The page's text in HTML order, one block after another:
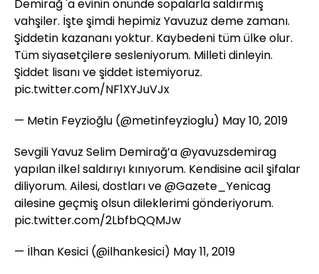
Demirağ 'a evinin önünde sopalarla saldırmış
vahşiler. İşte şimdi hepimiz Yavuzuz deme zamanı.
Şiddetin kazananı yoktur. Kaybedeni tüm ülke olur.
Tüm siyasetçilere sesleniyorum. Milleti dinleyin.
Şiddet lisanı ve şiddet istemiyoruz.
pic.twitter.com/NF1XYJuVJx
— Metin Feyzioğlu (@metinfeyzioglu) May 10, 2019
Sevgili Yavuz Selim Demirağ’a@yavuzsdemirag
yapılan ilkel saldırıyı kınıyorum. Kendisine acil şifalar
diliyorum. Ailesi, dostları ve@Gazete_Yenicag
ailesine geçmiş olsun dileklerimi gönderiyorum.
pic.twitter.com/2LbfbQQMJw
— İlhan Kesici (@ilhankesici) May 11, 2019